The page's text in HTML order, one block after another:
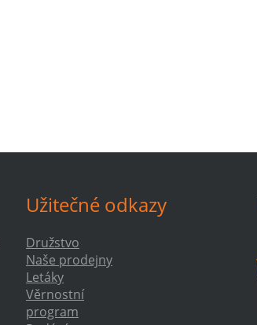
Užitečné odkazy
Družstvo
Naše prodejny
Letáky
Věrnostní
program